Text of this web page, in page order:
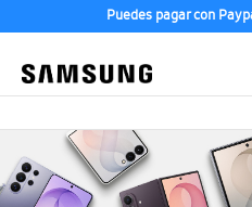
Puedes pagar con